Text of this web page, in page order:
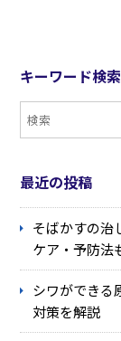
キーワード検索
最近の投稿
そばかすの治
ケア・予防法
シワができる
対策を解説